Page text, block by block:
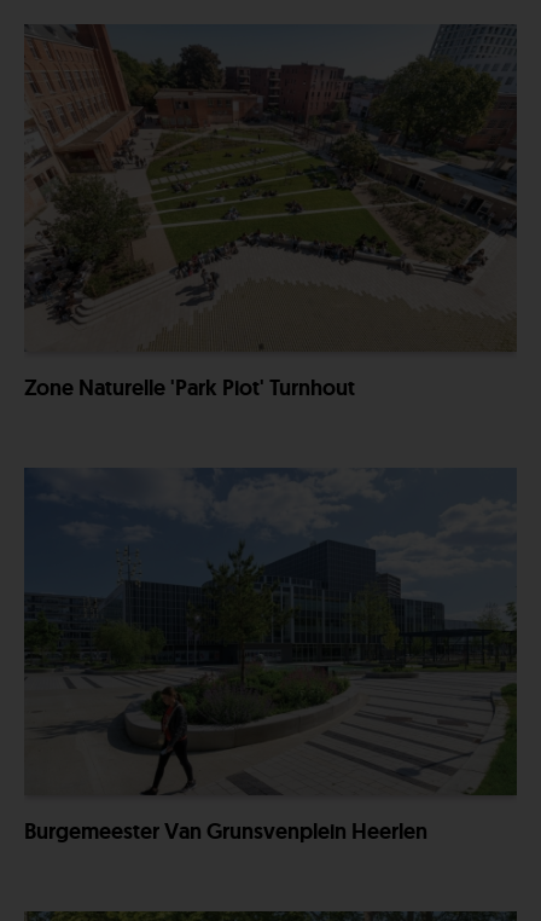
Zone Naturelle 'Park Piot' Turnhout
Burgemeester Van Grunsvenplein Heerlen